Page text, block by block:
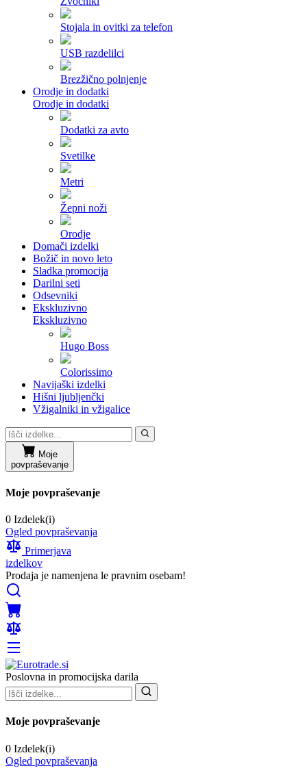
Stojala in ovitki za telefon
USB razdelilci
Brezžično polnjenje
Orodje in dodatki
Orodje in dodatki
Dodatki za avto
Svetilke
Metri
Žepni noži
Orodje
Domači izdelki
Božič in novo leto
Sladka promocija
Darilni seti
Odsevniki
Ekskluzivno
Ekskluzivno
Hugo Boss
Colorissimo
Navijaški izdelki
Hišni ljubljenčki
Vžigalniki in vžigalice
Moje
povpraševanje
Moje povpraševanje
0 Izdelek(i)
Ogled povpraševanja
Primerjava
izdelkov
Prodaja je namenjena le pravnim osebam!
Poslovna in promocijska darila
Moje povpraševanje
0 Izdelek(i)
Ogled povpraševanja